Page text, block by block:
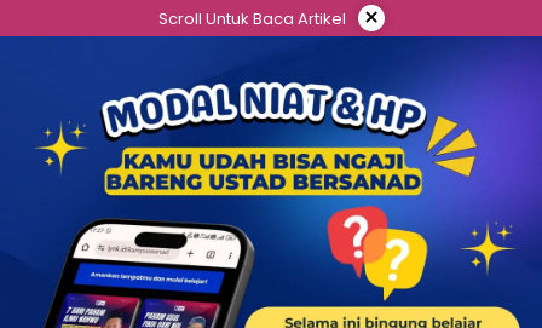
to
Scroll Untuk Baca Artikel ×